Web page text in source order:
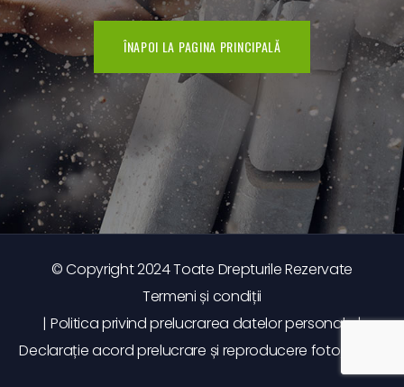
ÎNAPOI LA PAGINA PRINCIPALĂ
© Copyright 2024 Toate Drepturile Rezervate
Termeni și condiții
| Politica privind prelucrarea datelor personale|
Declarație acord prelucrare și reproducere foto/video